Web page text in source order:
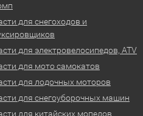
для снегоходов и
для электровелосипедов, ATV
для мото самокатов
для лодочных моторов
для снегоуборочных машин
для китайских мопедов